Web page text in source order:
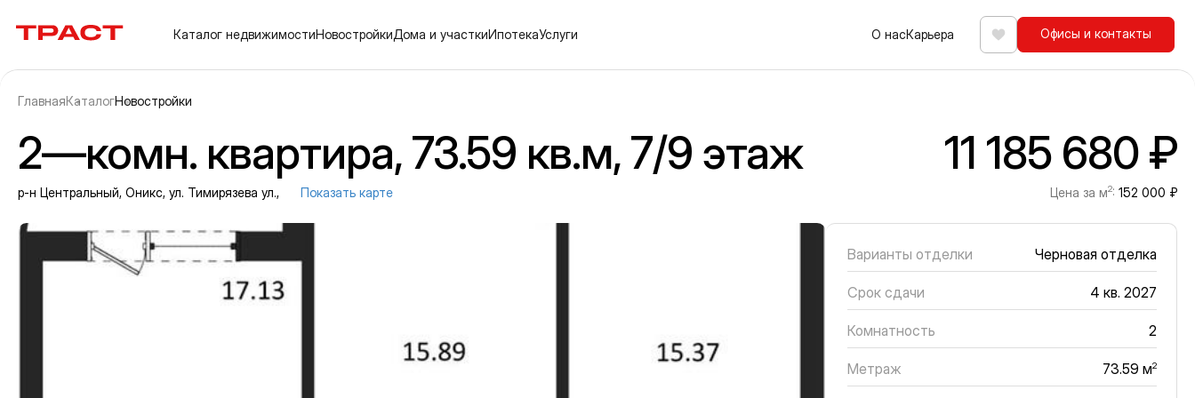
Траст | Служба недвижимости
Каталог недвижимостиНовостройкиДома и участкиИпотекаУслуги О насКарьера Избранное
Офисы и контакты
ГлавнаяКаталогНовостройки
2—комн. квартира, 73.59 кв.м, 7/9 этаж 11 185 680 ₽
р-н Центральный, Оникс, ул. Тимирязева ул., Показать карте Цена за м2: 152 000 ₽
Информация об объекте
Галерея
Варианты отделки Черновая отделка
Срок сдачи 4 кв. 2027
Комнатность 2
Метраж 73.59 м2